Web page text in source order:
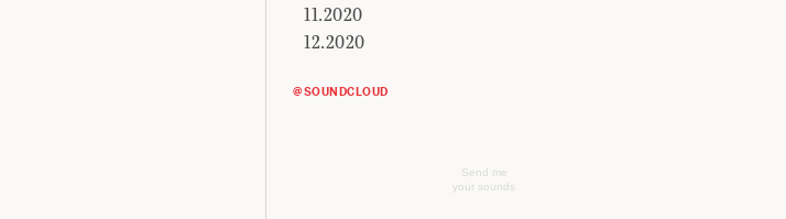
11.2020
12.2020
@SOUNDCLOUD
Send me
your sounds